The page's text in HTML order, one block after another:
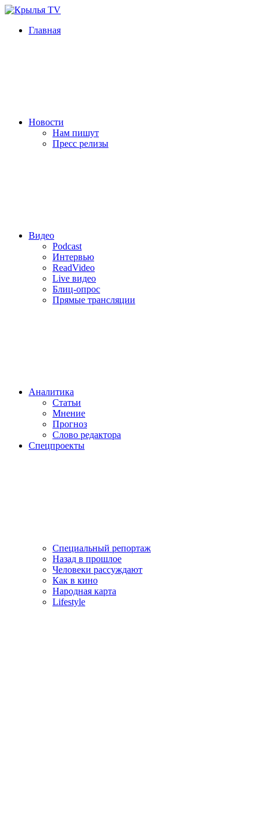
Главная
Новости
Нам пишут
Пресс релизы
Видео
Podcast
Интервью
ReadVideo
Live видео
Блиц-опрос
Прямые трансляции
Аналитика
Статьи
Мнение
Прогноз
Cлово редактора
Спецпроекты
Специальный репортаж
Назад в прошлое
Человеки рассуждают
Как в кино
Народная карта
Lifestyle